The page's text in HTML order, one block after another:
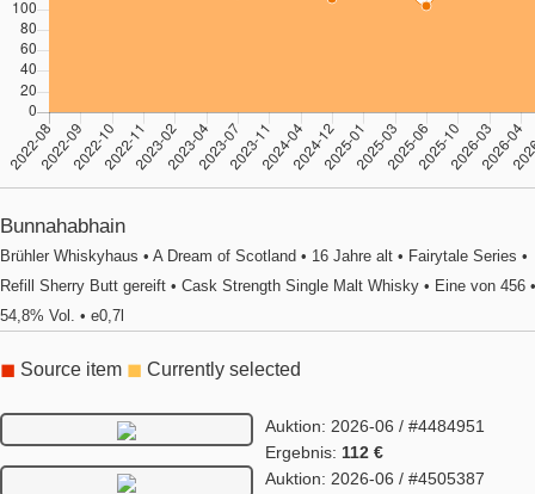
Bunnahabhain
Brühler Whiskyhaus • A Dream of Scotland • 16 Jahre alt • Fairytale Series •
Refill Sherry Butt gereift • Cask Strength Single Malt Whisky • Eine von 456 •
54,8% Vol. • e0,7l
◼ Source item ◼ Currently selected
Auktion: 2026-06 / #4484951
Ergebnis: 112 €
Auktion: 2026-06 / #4505387